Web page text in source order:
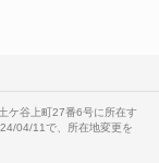
ケ谷上町27番6号に所在す
04/11で、所在地変更を